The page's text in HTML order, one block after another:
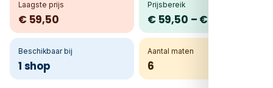
Laagste prijs
€ 59,50
Prijsbereik
€ 59,50 – € 97,30
Beschikbaar bij
1 shop
Aantal maten
6